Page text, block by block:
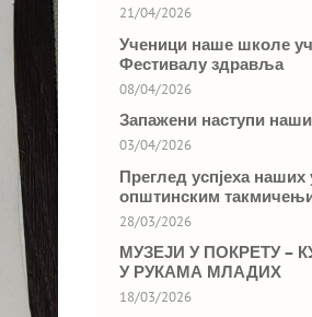
21/04/2026
Ученици наше школе
Фестивалу здравља
08/04/2026
Запажени наступи
03/04/2026
Преглед успјеха наших
општинским
28/03/2026
МУЗЕЈИ У ПОКРЕТУ –
У РУКАМА МЛАДИХ
18/03/2026